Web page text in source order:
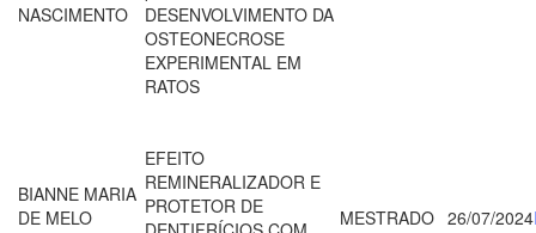
NASCIMENTO
DESENVOLVIMENTO DA
OSTEONECROSE
EXPERIMENTAL EM
RATOS
BIANNE MARIA
DE MELO
EFEITO
REMINERALIZADOR E
PROTETOR DE
MESTRADO 26/07/2024